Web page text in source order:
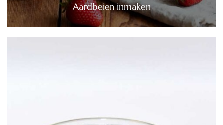
Aardbeien inmaken